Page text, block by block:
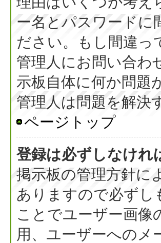
ー名とパスワードに
ださい。もし間違っ
管理人にお問い合わ
示板自体に何か問題
管理人は問題を解決
ページトップ
登録は必ずしなけれ
掲示板の管理方針に
ありますので必ずし
ことでユーザー画像
用、ユーザーへのメ